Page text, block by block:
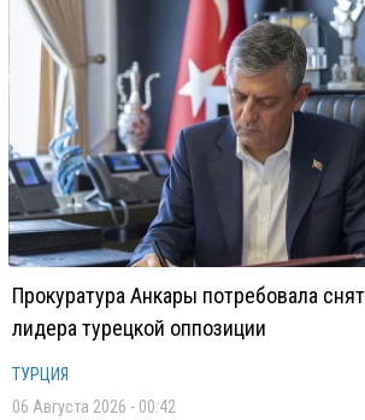
Прокуратура Анкары потребовала
лидера турецкой оппозиции
ТУРЦИЯ
06 Августа 2026 - 00:42